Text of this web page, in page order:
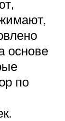
основе
по